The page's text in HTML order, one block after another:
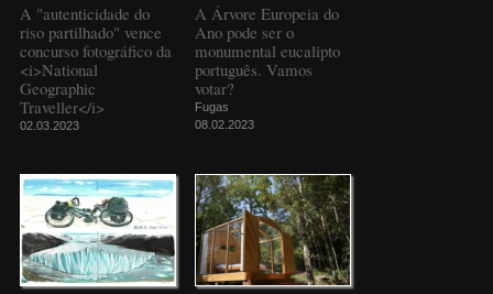
A "autenticidade do
riso partilhado" vence
concurso fotográfico da
<i>National
Geographic
Traveller</i>
02.03.2023
A Árvore Europeia do
Ano pode ser o
monumental eucalipto
português. Vamos
votar?
Fugas
08.02.2023